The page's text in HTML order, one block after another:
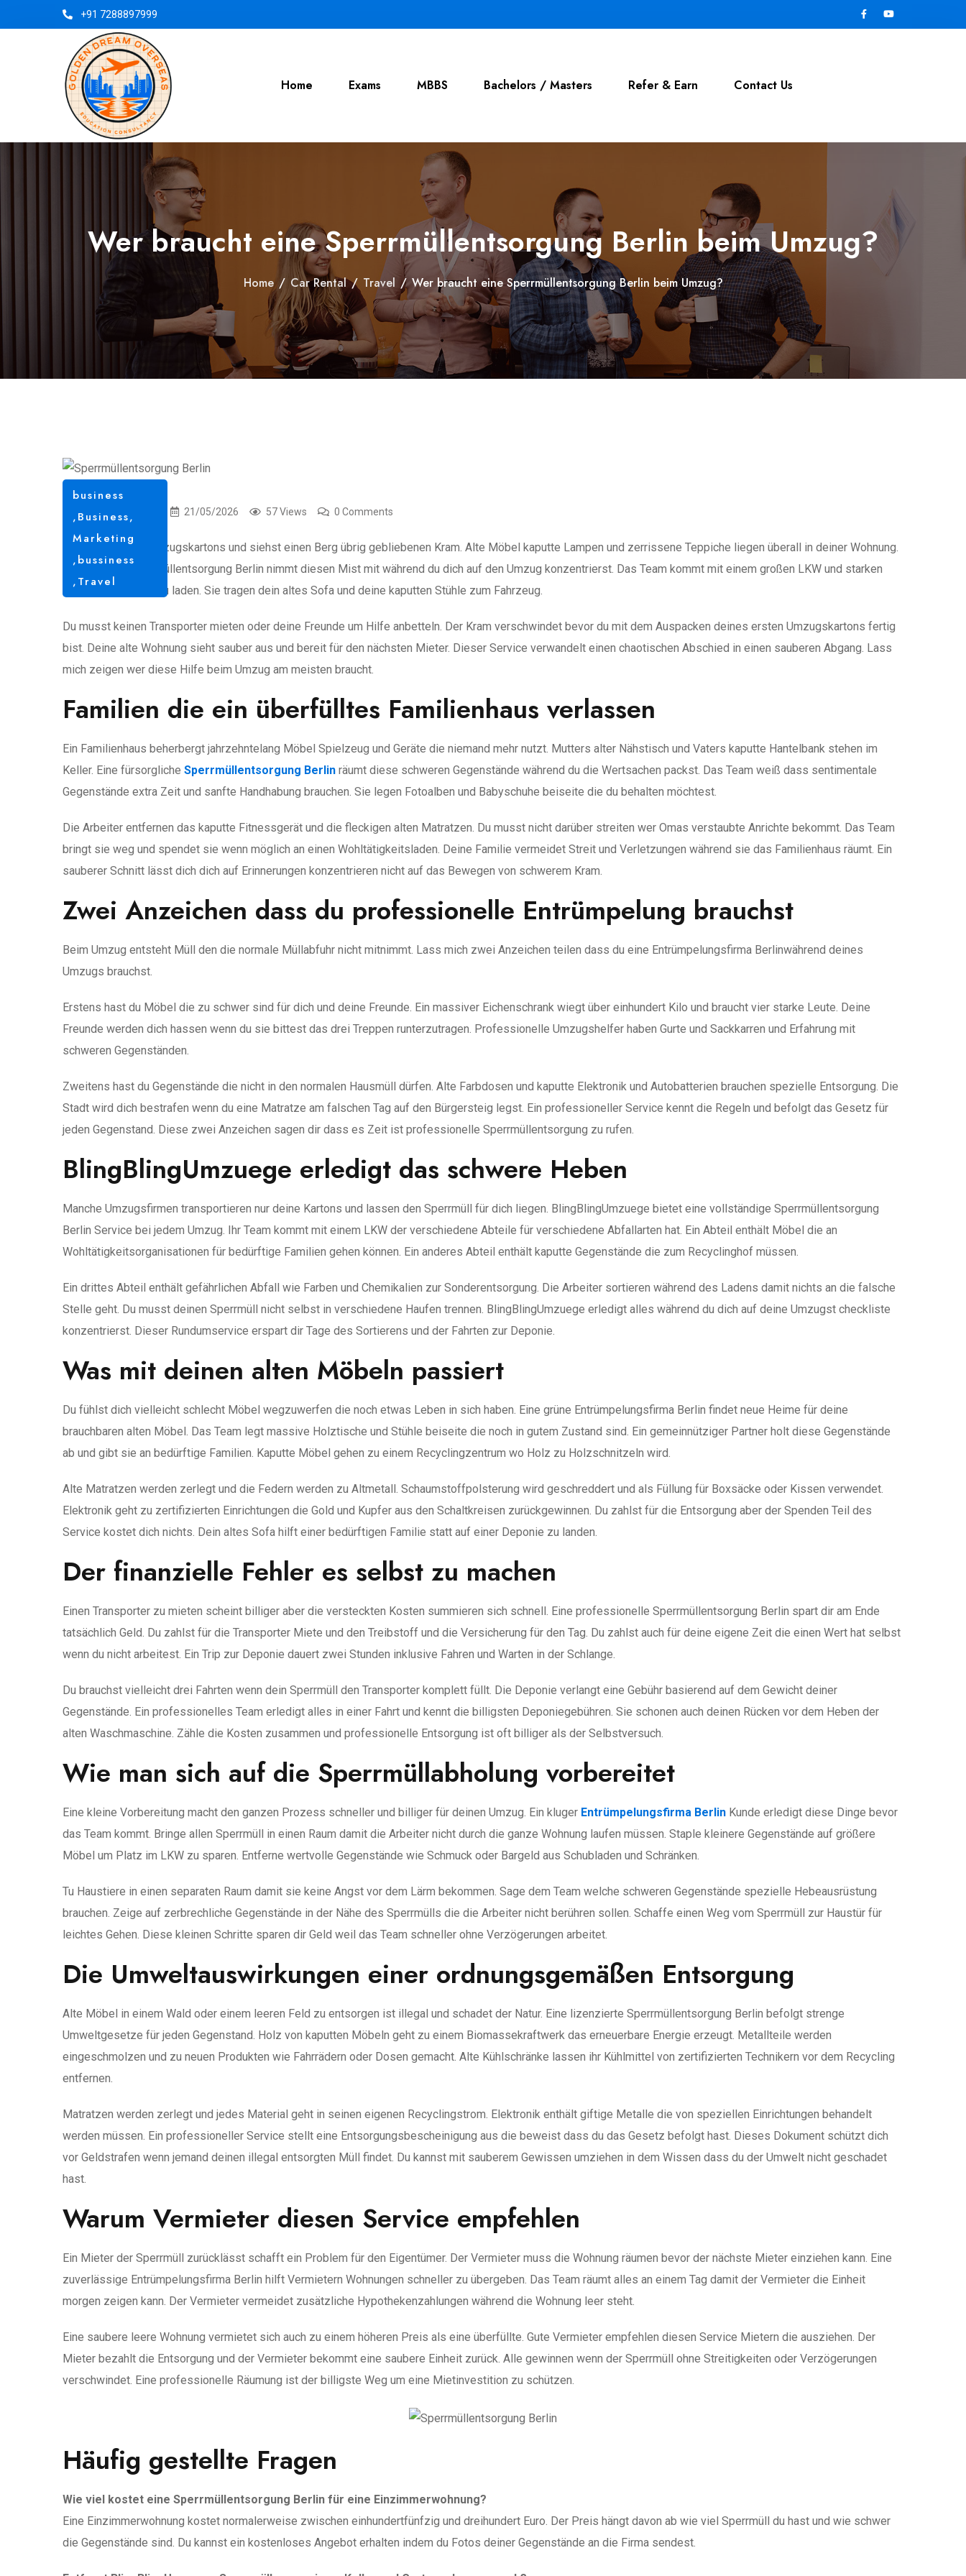
+91 7288897999
Home Exams MBBS Bachelors / Masters Refer & Earn Contact Us
Wer braucht eine Sperrmüllentsorgung Berlin beim Umzug?
Home / Car Rental / Travel / Wer braucht eine Sperrmüllentsorgung Berlin beim Umzug?
business
,Business,
Marketing
,bussiness
,Travel
tecksoftsystem06 21/05/2026 57 Views 0 Comments
Du packst deine Umzugskartons und siehst einen Berg übrig gebliebenen Kram. Alte Möbel kaputte Lampen und zerrissene Teppiche liegen überall in deiner Wohnung.
Eine richtige Sperrmüllentsorgung Berlin nimmt diesen Mist mit während du dich auf den Umzug konzentrierst. Das Team kommt mit einem großen LKW und starken
Arbeitern um alles zu laden. Sie tragen dein altes Sofa und deine kaputten Stühle zum Fahrzeug.
Du musst keinen Transporter mieten oder deine Freunde um Hilfe anbetteln. Der Kram verschwindet bevor du mit dem Auspacken deines ersten Umzugskartons fertig
bist. Deine alte Wohnung sieht sauber aus und bereit für den nächsten Mieter. Dieser Service verwandelt einen chaotischen Abschied in einen sauberen Abgang. Lass
mich zeigen wer diese Hilfe beim Umzug am meisten braucht.
Familien die ein überfülltes Familienhaus verlassen
Ein Familienhaus beherbergt jahrzehntelang Möbel Spielzeug und Geräte die niemand mehr nutzt. Mutters alter Nähstisch und Vaters kaputte Hantelbank stehen im
Keller. Eine fürsorgliche Sperrmüllentsorgung Berlin räumt diese schweren Gegenstände während du die Wertsachen packst. Das Team weiß dass sentimentale
Gegenstände extra Zeit und sanfte Handhabung brauchen. Sie legen Fotoalben und Babyschuhe beiseite die du behalten möchtest.
Die Arbeiter entfernen das kaputte Fitnessgerät und die fleckigen alten Matratzen. Du musst nicht darüber streiten wer Omas verstaubte Anrichte bekommt. Das Team
bringt sie weg und spendet sie wenn möglich an einen Wohltätigkeitsladen. Deine Familie vermeidet Streit und Verletzungen während sie das Familienhaus räumt. Ein
sauberer Schnitt lässt dich dich auf Erinnerungen konzentrieren nicht auf das Bewegen von schwerem Kram.
Zwei Anzeichen dass du professionelle Entrümpelung brauchst
Beim Umzug entsteht Müll den die normale Müllabfuhr nicht mitnimmt. Lass mich zwei Anzeichen teilen dass du eine Entrümpelungsfirma Berlinwährend deines
Umzugs brauchst.
Erstens hast du Möbel die zu schwer sind für dich und deine Freunde. Ein massiver Eichenschrank wiegt über einhundert Kilo und braucht vier starke Leute. Deine
Freunde werden dich hassen wenn du sie bittest das drei Treppen runterzutragen. Professionelle Umzugshelfer haben Gurte und Sackkarren und Erfahrung mit
schweren Gegenständen.
Zweitens hast du Gegenstände die nicht in den normalen Hausmüll dürfen. Alte Farbdosen und kaputte Elektronik und Autobatterien brauchen spezielle Entsorgung. Die
Stadt wird dich bestrafen wenn du eine Matratze am falschen Tag auf den Bürgersteig legst. Ein professioneller Service kennt die Regeln und befolgt das Gesetz für
jeden Gegenstand. Diese zwei Anzeichen sagen dir dass es Zeit ist professionelle Sperrmüllentsorgung zu rufen.
BlingBlingUmzuege erledigt das schwere Heben
Manche Umzugsfirmen transportieren nur deine Kartons und lassen den Sperrmüll für dich liegen. BlingBlingUmzuege bietet eine vollständige Sperrmüllentsorgung
Berlin Service bei jedem Umzug. Ihr Team kommt mit einem LKW der verschiedene Abteile für verschiedene Abfallarten hat. Ein Abteil enthält Möbel die an
Wohltätigkeitsorganisationen für bedürftige Familien gehen können. Ein anderes Abteil enthält kaputte Gegenstände die zum Recyclinghof müssen.
Ein drittes Abteil enthält gefährlichen Abfall wie Farben und Chemikalien zur Sonderentsorgung. Die Arbeiter sortieren während des Ladens damit nichts an die falsche
Stelle geht. Du musst deinen Sperrmüll nicht selbst in verschiedene Haufen trennen. BlingBlingUmzuege erledigt alles während du dich auf deine Umzugst checkliste
konzentrierst. Dieser Rundumservice erspart dir Tage des Sortierens und der Fahrten zur Deponie.
Was mit deinen alten Möbeln passiert
Du fühlst dich vielleicht schlecht Möbel wegzuwerfen die noch etwas Leben in sich haben. Eine grüne Entrümpelungsfirma Berlin findet neue Heime für deine
brauchbaren alten Möbel. Das Team legt massive Holztische und Stühle beiseite die noch in gutem Zustand sind. Ein gemeinnütziger Partner holt diese Gegenstände
ab und gibt sie an bedürftige Familien. Kaputte Möbel gehen zu einem Recyclingzentrum wo Holz zu Holzschnitzeln wird.
Alte Matratzen werden zerlegt und die Federn werden zu Altmetall. Schaumstoffpolsterung wird geschreddert und als Füllung für Boxsäcke oder Kissen verwendet.
Elektronik geht zu zertifizierten Einrichtungen die Gold und Kupfer aus den Schaltkreisen zurückgewinnen. Du zahlst für die Entsorgung aber der Spenden Teil des
Service kostet dich nichts. Dein altes Sofa hilft einer bedürftigen Familie statt auf einer Deponie zu landen.
Der finanzielle Fehler es selbst zu machen
Einen Transporter zu mieten scheint billiger aber die versteckten Kosten summieren sich schnell. Eine professionelle Sperrmüllentsorgung Berlin spart dir am Ende
tatsächlich Geld. Du zahlst für die Transporter Miete und den Treibstoff und die Versicherung für den Tag. Du zahlst auch für deine eigene Zeit die einen Wert hat selbst
wenn du nicht arbeitest. Ein Trip zur Deponie dauert zwei Stunden inklusive Fahren und Warten in der Schlange.
Du brauchst vielleicht drei Fahrten wenn dein Sperrmüll den Transporter komplett füllt. Die Deponie verlangt eine Gebühr basierend auf dem Gewicht deiner
Gegenstände. Ein professionelles Team erledigt alles in einer Fahrt und kennt die billigsten Deponiegebühren. Sie schonen auch deinen Rücken vor dem Heben der
alten Waschmaschine. Zähle die Kosten zusammen und professionelle Entsorgung ist oft billiger als der Selbstversuch.
Wie man sich auf die Sperrmüllabholung vorbereitet
Eine kleine Vorbereitung macht den ganzen Prozess schneller und billiger für deinen Umzug. Ein kluger Entrümpelungsfirma Berlin Kunde erledigt diese Dinge bevor
das Team kommt. Bringe allen Sperrmüll in einen Raum damit die Arbeiter nicht durch die ganze Wohnung laufen müssen. Staple kleinere Gegenstände auf größere
Möbel um Platz im LKW zu sparen. Entferne wertvolle Gegenstände wie Schmuck oder Bargeld aus Schubladen und Schränken.
Tu Haustiere in einen separaten Raum damit sie keine Angst vor dem Lärm bekommen. Sage dem Team welche schweren Gegenstände spezielle Hebeausrüstung
brauchen. Zeige auf zerbrechliche Gegenstände in der Nähe des Sperrmülls die die Arbeiter nicht berühren sollen. Schaffe einen Weg vom Sperrmüll zur Haustür für
leichtes Gehen. Diese kleinen Schritte sparen dir Geld weil das Team schneller ohne Verzögerungen arbeitet.
Die Umweltauswirkungen einer ordnungsgemäßen Entsorgung
Alte Möbel in einem Wald oder einem leeren Feld zu entsorgen ist illegal und schadet der Natur. Eine lizenzierte Sperrmüllentsorgung Berlin befolgt strenge
Umweltgesetze für jeden Gegenstand. Holz von kaputten Möbeln geht zu einem Biomassekraftwerk das erneuerbare Energie erzeugt. Metallteile werden
eingeschmolzen und zu neuen Produkten wie Fahrrädern oder Dosen gemacht. Alte Kühlschränke lassen ihr Kühlmittel von zertifizierten Technikern vor dem Recycling
entfernen.
Matratzen werden zerlegt und jedes Material geht in seinen eigenen Recyclingstrom. Elektronik enthält giftige Metalle die von speziellen Einrichtungen behandelt
werden müssen. Ein professioneller Service stellt eine Entsorgungsbescheinigung aus die beweist dass du das Gesetz befolgt hast. Dieses Dokument schützt dich
vor Geldstrafen wenn jemand deinen illegal entsorgten Müll findet. Du kannst mit sauberem Gewissen umziehen in dem Wissen dass du der Umwelt nicht geschadet
hast.
Warum Vermieter diesen Service empfehlen
Ein Mieter der Sperrmüll zurücklässt schafft ein Problem für den Eigentümer. Der Vermieter muss die Wohnung räumen bevor der nächste Mieter einziehen kann. Eine
zuverlässige Entrümpelungsfirma Berlin hilft Vermietern Wohnungen schneller zu übergeben. Das Team räumt alles an einem Tag damit der Vermieter die Einheit
morgen zeigen kann. Der Vermieter vermeidet zusätzliche Hypothekenzahlungen während die Wohnung leer steht.
Eine saubere leere Wohnung vermietet sich auch zu einem höheren Preis als eine überfüllte. Gute Vermieter empfehlen diesen Service Mietern die ausziehen. Der
Mieter bezahlt die Entsorgung und der Vermieter bekommt eine saubere Einheit zurück. Alle gewinnen wenn der Sperrmüll ohne Streitigkeiten oder Verzögerungen
verschwindet. Eine professionelle Räumung ist der billigste Weg um eine Mietinvestition zu schützen.
Häufig gestellte Fragen
Wie viel kostet eine Sperrmüllentsorgung Berlin für eine Einzimmerwohnung?
Eine Einzimmerwohnung kostet normalerweise zwischen einhundertfünfzig und dreihundert Euro. Der Preis hängt davon ab wie viel Sperrmüll du hast und wie schwer
die Gegenstände sind. Du kannst ein kostenloses Angebot erhalten indem du Fotos deiner Gegenstände an die Firma sendest.